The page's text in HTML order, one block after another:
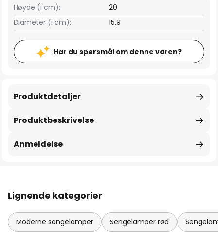
Høyde (i cm):
20
Diameter (i cm):
15,9
Har du spørsmål om denne varen?
Produktbeskrivelse
Produktdetaljer
Anmeldelse
Lignende kategorier
Moderne sengelamper Sengelamper rød